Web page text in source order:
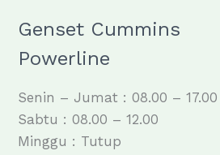
Genset Cummins
Powerline
Senin – Jumat : 08.00 – 17.00
Sabtu : 08.00 – 12.00
Minggu : Tutup